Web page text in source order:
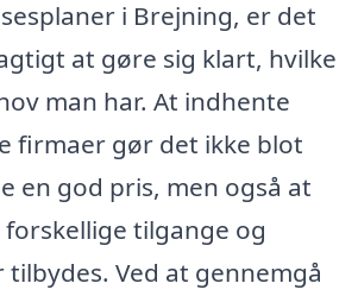
i Brejning, er det
at gøre sig klart, hvilke
man har. At indhente
firmaer gør det ikke blot
en god pris, men også at
tilgange og
tilbydes. Ved at gennemgå